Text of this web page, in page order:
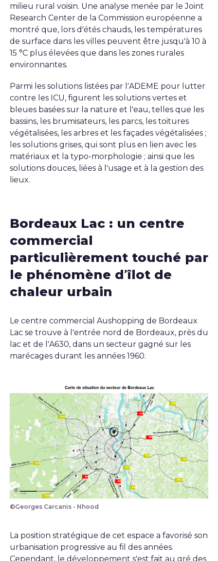
milieu rural voisin. Une analyse menée par le Joint
Research Center de la Commission européenne a
montré que, lors d’étés chauds, les températures
de surface dans les villes peuvent être jusqu’à 10 à
15 °C plus élevées que dans les zones rurales
environnantes.
Parmi les solutions listées par l’ADEME pour lutter
contre les ICU, figurent les solutions vertes et
bleues basées sur la nature et l’eau, telles que les
bassins, les brumisateurs, les parcs, les toitures
végétalisées, les arbres et les façades végétalisées ;
les solutions grises, qui sont plus en lien avec les
matériaux et la typo-morphologie ; ainsi que les
solutions douces, liées à l’usage et à la gestion des
lieux.
Bordeaux Lac : un centre
commercial
particulièrement touché par
le phénomène d’îlot de
chaleur urbain
Le centre commercial Aushopping de Bordeaux
Lac se trouve à l’entrée nord de Bordeaux, près du
lac et de l’A630, dans un secteur gagné sur les
marécages durant les années 1960.
©Georges Carcanis - Nhood
La position stratégique de cet espace a favorisé son
urbanisation progressive au fil des années.
Cependant, le développement s’est fait au gré des